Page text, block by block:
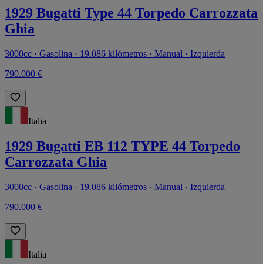
1929 Bugatti Type 44 Torpedo Carrozzata
Ghia
3000cc · Gasolina · 19.086 kilómetros · Manual · Izquierda
790.000 €
Italia
1929 Bugatti EB 112 TYPE 44 Torpedo
Carrozzata Ghia
3000cc · Gasolina · 19.086 kilómetros · Manual · Izquierda
790.000 €
Italia